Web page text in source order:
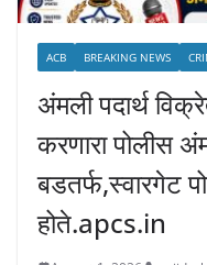
ACB BREAKING NEWS
अंमली पदार्थ
करणारा पोलीस
बडतर्फ,स्वारगेट
होते.apcs.in